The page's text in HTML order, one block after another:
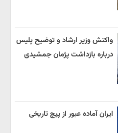
واکنش وزیر ارشاد و توضیح پلیس
درباره بازداشت پژمان جمشیدی
ایران آماده عبور از پیچ تاریخی